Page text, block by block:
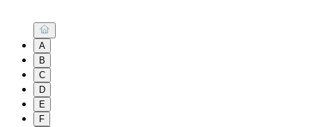
A
B
C
D
E
F